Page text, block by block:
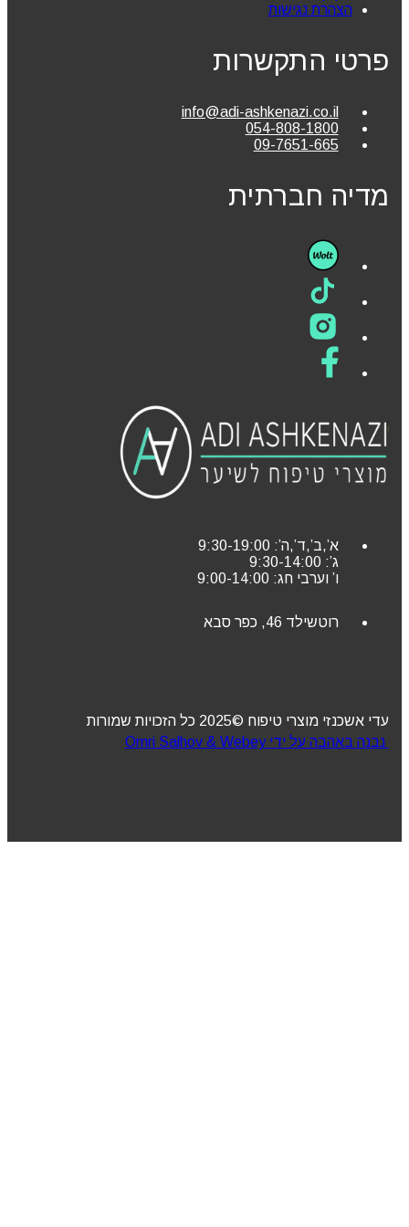
הצהרת נגישות
פרטי התקשרות
info@adi-ashkenazi.co.il
054-808-1800
09-7651-665
מדיה חברתית
א’,ב’,ד’,ה’: 9:30-19:00
ג’: 9:30-14:00
ו’ וערבי חג: 9:00-14:00
רוטשילד 46, כפר סבא
עדי אשכנזי מוצרי טיפוח ©2025 כל הזכויות שמורות
נבנה באהבה על ידי Omri Salhov & Webey